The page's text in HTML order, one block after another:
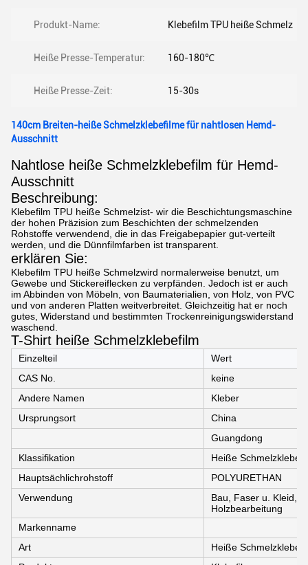
Produkt-Name: Klebefilm TPU heiße Schmelz
Heiße Presse-Temperatur: 160-180℃
Heiße Presse-Zeit: 15-30s
140cm Breiten-heiße Schmelzklebefilme für nahtlosen Hemd-
Ausschnitt
Nahtlose heiße Schmelzklebefilm für Hemd-
Ausschnitt
Beschreibung:
Klebefilm TPU heiße Schmelzist- wir die Beschichtungsmaschine
der hohen Präzision zum Beschichten der schmelzenden
Rohstoffe verwendend, die in das Freigabepapier gut-verteilt
werden, und die Dünnfilmfarben ist transparent.
erklären Sie:
Klebefilm TPU heiße Schmelzwird normalerweise benutzt, um
Gewebe und Stickereiflecken zu verpfänden. Jedoch ist er auch
im Abbinden von Möbeln, von Baumaterialien, von Holz, von PVC
und von anderen Platten weitverbreitet. Gleichzeitig hat er noch
gutes, Widerstand und bestimmten Trockenreinigungswiderstand
waschend.
T-Shirt heiße Schmelzklebefilm
Einzelteil
Wert
CAS No.
keine
Andere Namen
Kleber
Ursprungsort
China
Guangdong
Klassifikation
Heiße Schmelzkleber
Hauptsächlichrohstoff
POLYURETHAN
Verwendung
Bau, Faser u. Kleid,
Holzbearbeitung
Markenname
Art
Heiße Schmelzkleber